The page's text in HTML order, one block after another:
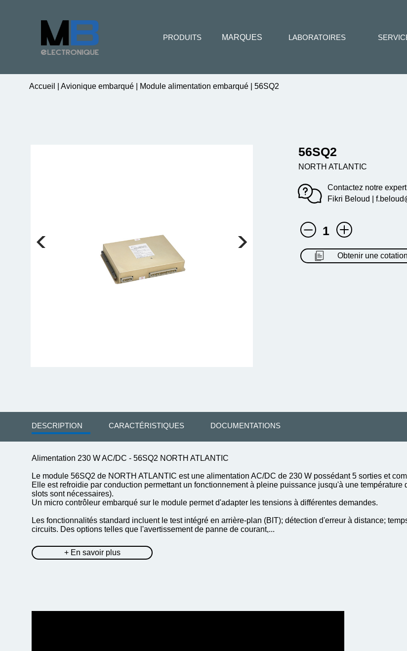
Accueil Avionique embarqué Module alimentation embarqué 56SQ2
56SQ2
NORTH ATLANTIC
Contactez notre expert
Fikri Beloud |
1
Obtenir une cotation
DESCRIPTION CARACTÉRISTIQUES DOCUMENTATIONS
Alimentation 230 W AC/DC - 56SQ2 NORTH ATLANTIC
Le module 56SQ2 de NORTH ATLANTIC est une alimentation AC/DC de 230 W possédant 5 sorties et
Elle est refroidie par conduction permettant un fonctionnement à pleine puissance jusqu'à une
slots sont nécessaires).
Un micro contrôleur embarqué sur le module permet d'adapter les tensions à différentes demandes.
Les fonctionnalités standard incluent le test intégré en arrière-plan (BIT); détection d'erreur à distance;
circuits. Des options telles que l'avertissement de panne de courant,...
+ En savoir plus
PRODUITS MARQUES LABORATOIRES